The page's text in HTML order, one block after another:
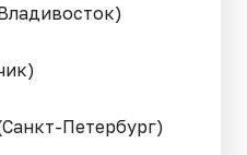
Петербург)